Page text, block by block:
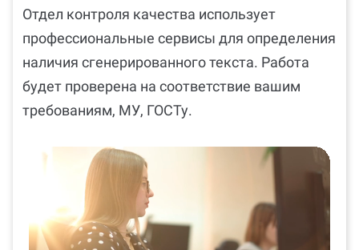
Отдел контроля качества использует
профессиональные сервисы для определения
наличия сгенерированного текста. Работа
будет проверена на соответствие вашим
требованиям, МУ, ГОСТу.